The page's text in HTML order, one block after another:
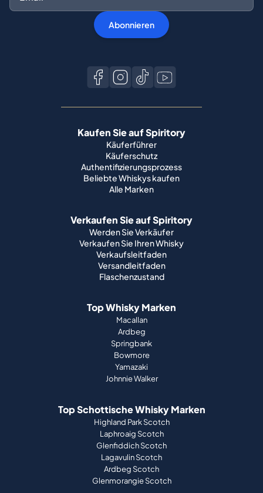
Abonnieren
Kaufen Sie auf Spiritory
Käuferführer
Käuferschutz
Authentifizierungsprozess
Beliebte Whiskys kaufen
Alle Marken
Verkaufen Sie auf Spiritory
Werden Sie Verkäufer
Verkaufen Sie Ihren Whisky
Verkaufsleitfaden
Versandleitfaden
Flaschenzustand
Top Whisky Marken
Macallan
Ardbeg
Springbank
Bowmore
Yamazaki
Johnnie Walker
Top Schottische Whisky Marken
Highland Park Scotch
Laphroaig Scotch
Glenfiddich Scotch
Lagavulin Scotch
Ardbeg Scotch
Glenmorangie Scotch